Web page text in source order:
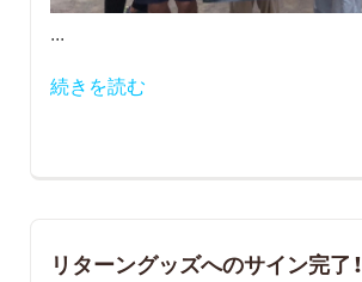
...
続きを読む
リターングッズへのサイン完了！